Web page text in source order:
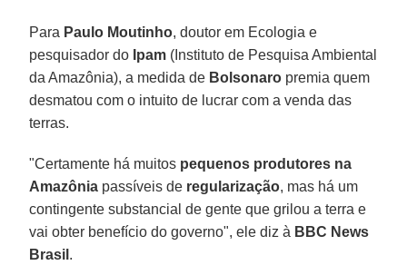
Para Paulo Moutinho, doutor em Ecologia e
pesquisador do Ipam (Instituto de Pesquisa Ambiental
da Amazônia), a medida de Bolsonaro premia quem
desmatou com o intuito de lucrar com a venda das
terras.
"Certamente há muitos pequenos produtores na
Amazônia passíveis de regularização, mas há um
contingente substancial de gente que grilou a terra e
vai obter benefício do governo", ele diz à BBC News
Brasil .